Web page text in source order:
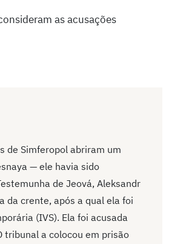
as acusações
de Simferopol abriram um
— ele havia sido
de Jeová, Aleksandr
da crente, após a qual ela foi
(IVS). Ela foi acusada
tribunal a colocou em prisão